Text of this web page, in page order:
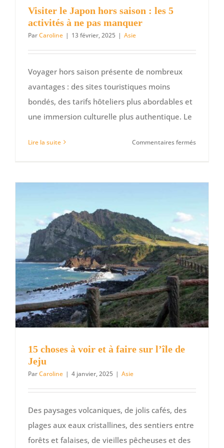
Visiter le Japon hors saison : les 5
activités à ne pas manquer
ParCaroline | 13 février, 2025 | Asie
Voyager hors saison présente de nombreux
avantages : des sites touristiques moins
bondés, des tarifs hôteliers plus abordables et
une immersion culturelle plus authentique. Le
Lire la suite Commentaires ferméssur
activités
à
ne
pas
manquer
15 choses à voir et à faire sur l’île de
Jeju
ParCaroline | 4 janvier, 2025 | Asie
Des paysages volcaniques, de jolis cafés, des
plages aux eaux cristallines, des sentiers entre
forêts et falaises, de vieilles pêcheuses et des